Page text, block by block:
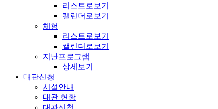
리스트로보기
캘린더로보기
체험
리스트로보기
캘린더로보기
지난프로그램
상세보기
대관신청
시설안내
대관 현황
대관신청